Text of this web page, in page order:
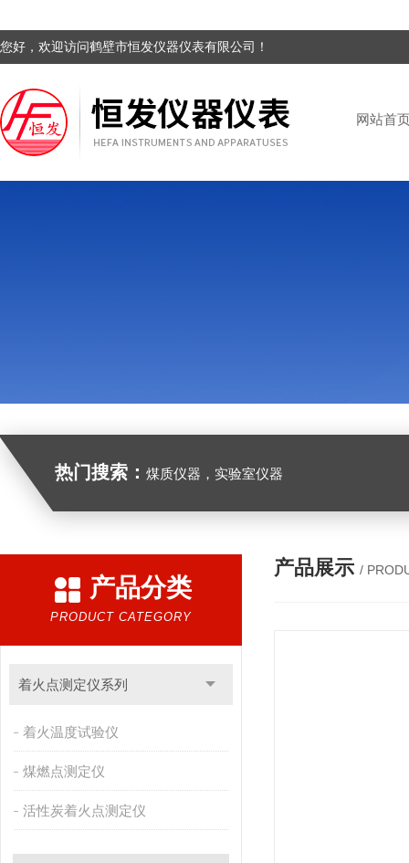
您好，欢迎访问鹤壁市恒发仪器仪表有限公司！
网站首
热门搜索： 煤质仪器，实验室仪器
产品分类
PRODUCT CATEGORY
着火点测定仪系列
着火温度试验仪
煤燃点测定仪
活性炭着火点测定仪
产品展示 /